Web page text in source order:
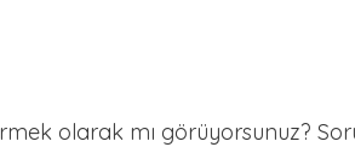
olarak mı görüyorsunuz?